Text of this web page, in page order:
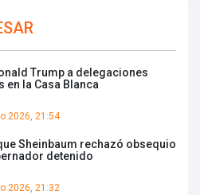
Trump a delegaciones
en la Casa Blanca
2026, 21:54
Sheinbaum rechazó obsequio
detenido
2026, 21:32